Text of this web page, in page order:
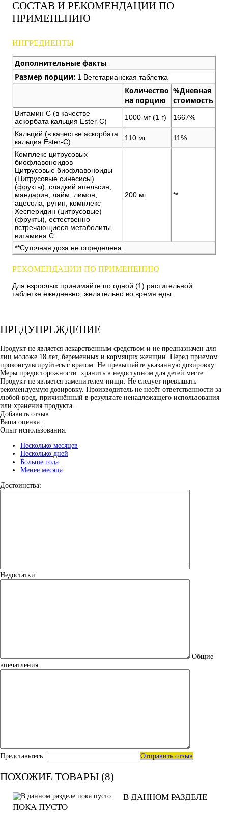
СОСТАВ И РЕКОМЕНДАЦИИ ПО
ПРИМЕНЕНИЮ
ИНГРЕДИЕНТЫ
Дополнительные факты
Размер порции: 1 Вегетарианская таблетка
Количество
на порцию
%Дневная
стоимость
Витамин С (в качестве
аскорбата кальция Ester-C)
1000 мг (1 г)
1667%
Кальций (в качестве аскорбата
кальция Ester-C)
110 мг
11%
Комплекс цитрусовых
биофлавоноидов
Цитрусовые биофлавоноиды
(Цитрусовые синесисы)
(фрукты), сладкий апельсин,
мандарин, лайм, лимон,
ацесола, рутин, комплекс
Хесперидин (цитрусовые)
(фрукты), естественно
встречающиеся метаболиты
витамина С
200 мг **
**Суточная доза не определена.
РЕКОМЕНДАЦИИ ПО ПРИМЕНЕНИЮ
Для взрослых принимайте по одной (1) растительной
таблетке ежедневно, желательно во время еды.
ПРЕДУПРЕЖДЕНИЕ
Продукт не является лекарственным средством и не предназначен для
лиц моложе 18 лет, беременных и кормящих женщин. Перед приемом
проконсультируйтесь с врачом. Не превышайте указанную дозировку.
Меры предосторожности: хранить в недоступном для детей месте.
Продукт не является заменителем пищи. Не следует превышать
рекомендуемую дозировку. Производитель не несёт ответственности за
любой вред, причинённый в результате ненадлежащего использования
или хранения продукта.
Добавить отзыв
Ваша оценка:
Опыт использования:
Несколько месяцев
Несколько дней
Больше года
Менее месяца
Достоинства:
Недостатки:
Общие
впечатления:
Представьтесь: Отправить отзыв
ПОХОЖИЕ ТОВАРЫ (8)
В ДАННОМ РАЗДЕЛЕ
ПОКА ПУСТО